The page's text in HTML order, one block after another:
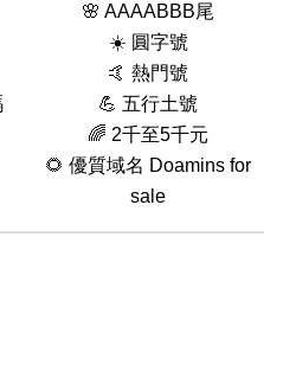
🌸 AAAABBB尾
☀️ 圓字號
🤙 熱門號
💪 五行土號
🌈 2千至5千元
🌻 優質域名 Doamins for
sale